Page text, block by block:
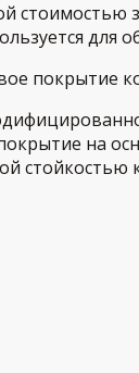
для
покрытие
на